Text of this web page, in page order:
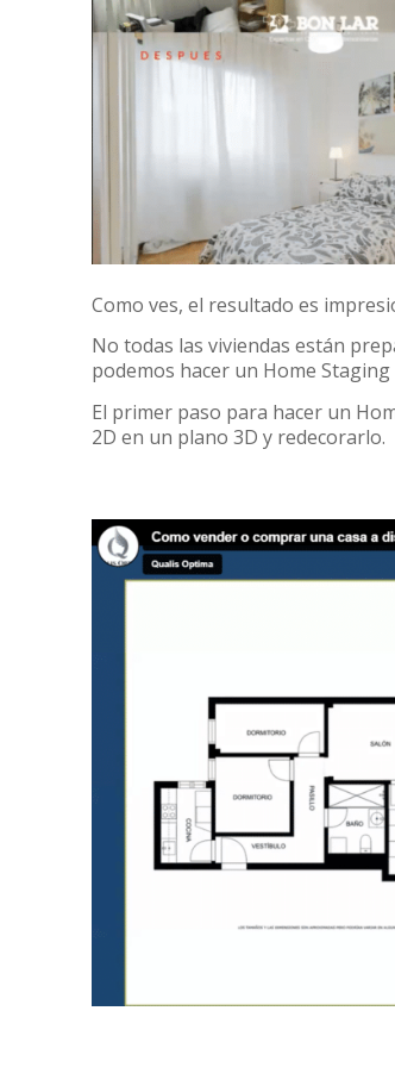
Como ves, el resultado es
No todas las viviendas están
podemos hacer un Home
El primer paso para hacer un
2D en un plano 3D y redecorarlo.